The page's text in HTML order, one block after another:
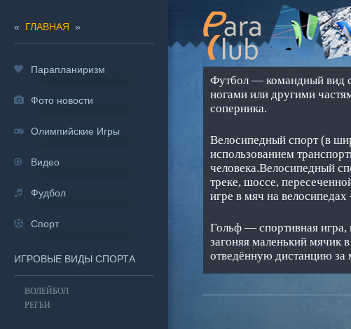
Футбол — командный вид
ногами или другими
соперника.
Велосипедный спорт (в
использованием
человека.Велосипедный
треке, шоссе,
игре в мяч на
Гольф — спортивная игра,
загоняя маленький мячик
отведённую дистанцию за
« ГЛАВНАЯ »
Парапланиризм
Фото новости
Олимпийские Игры
Видео
Фудбол
Спорт
ИГРОВЫЕ ВИДЫ СПОРТА
ВОЛЕЙБОЛ
РЕГБИ